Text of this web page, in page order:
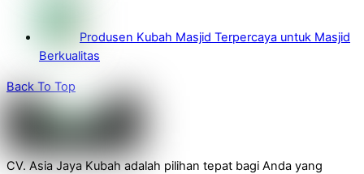
Produsen Kubah Masjid Terpercaya untuk Masjid
Berkualitas
Back To Top
CV. Asia Jaya Kubah adalah pilihan tepat bagi Anda yang